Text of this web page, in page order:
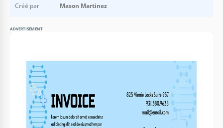
Créé par
Mason Martinez
ADVERTISEMENT